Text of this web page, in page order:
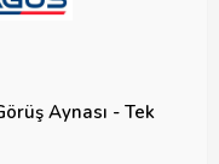
Aynası - Tek